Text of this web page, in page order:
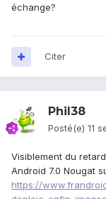
échange?
Citer
Phil38
Posté(e) 11
Visiblement du
Android 7.0 Nougat
https://